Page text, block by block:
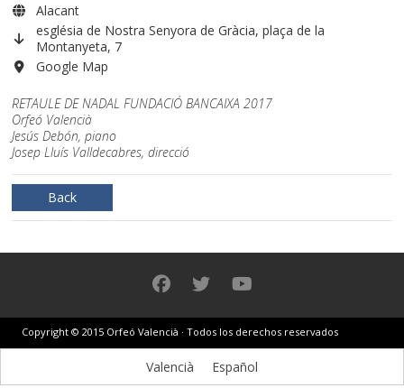
Alacant
església de Nostra Senyora de Gràcia, plaça de la
Montanyeta, 7
Google Map
RETAULEDE NADAL FUNDACIÓ BANCAIXA 2017
Orfeó Valencià
Jesús Debón, piano
Josep Lluís Valldecabres, direcció
Back
Copyright © 2015 Orfeó Valencià · Todos los derechos reservados
Valencià Español